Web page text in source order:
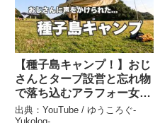
【種子島キャンプ！】おじ
さんとタープ設営と忘れ物
で落ち込むアラフォー女子
のソロキャンプ – ゆうころ
出典：YouTube / ゆうころぐ-